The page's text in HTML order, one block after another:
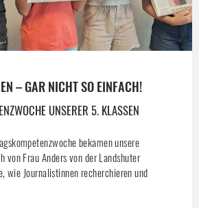
– GAR NICHT SO EINFACH!
UNSERER 5. KLASSEN
bekamen unsere
von Frau Anders von der Landshuter
wie Journalistinnen recherchieren und